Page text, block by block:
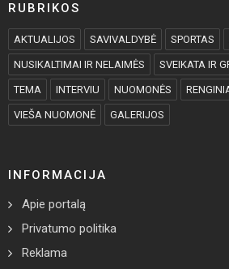
RUBRIKOS
AKTUALIJOS SAVIVALDYBĖ SPORTAS
NUSIKALTIMAI IR NELAIMĖS SVEIKATA IR
TEMA INTERVIU NUOMONĖS
VIEŠA NUOMONĖ GALERIJOS
INFORMACIJA
Apie portalą
Privatumo politika
Reklama